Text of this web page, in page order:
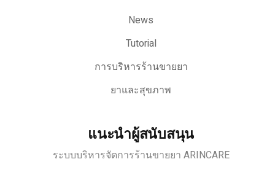
News
Tutorial
การบริหารร้านขายยา
ยาและสุขภาพ
แนะนำผู้สนับสนุน
ระบบบริหารจัดการร้านขายยา ARINCARE